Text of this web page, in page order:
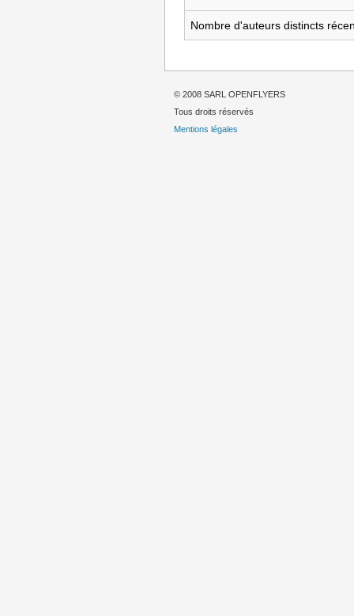
Nombre d'auteurs distincts
© 2008 SARL OPENFLYERS
Tous droits réservés
Mentions légales